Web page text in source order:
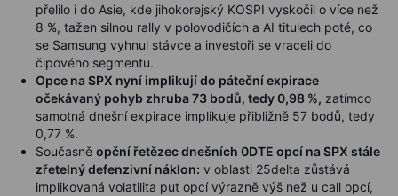
přelilo i do Asie, kde jihokorejský KOSPI vyskočil o více než
8 %, tažen silnou rally v polovodičích a AI titulech poté, co
se Samsung vyhnul stávce a investoři se vraceli do
čipového segmentu.
Opce na SPX nyní implikují do páteční expirace
očekávaný pohyb zhruba 73 bodů, tedy 0,98 %, zatímco
samotná dnešní expirace implikuje přibližně 57 bodů, tedy
0,77 %.
Současně opční řetězec dnešních 0DTE opcí na SPX stále
zřetelný defenzivní náklon: v oblasti 25delta zůstává
implikovaná volatilita put opcí výrazně výš než u call opcí,